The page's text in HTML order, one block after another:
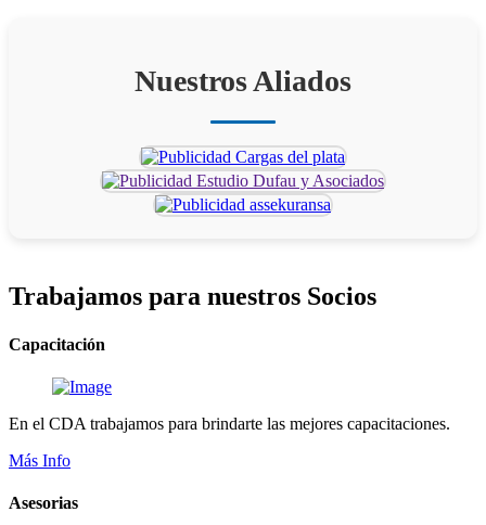
Nuestros Aliados
Trabajamos para nuestros Socios
Capacitación
En el CDA trabajamos para brindarte las mejores capacitaciones.
Más Info
Asesorias